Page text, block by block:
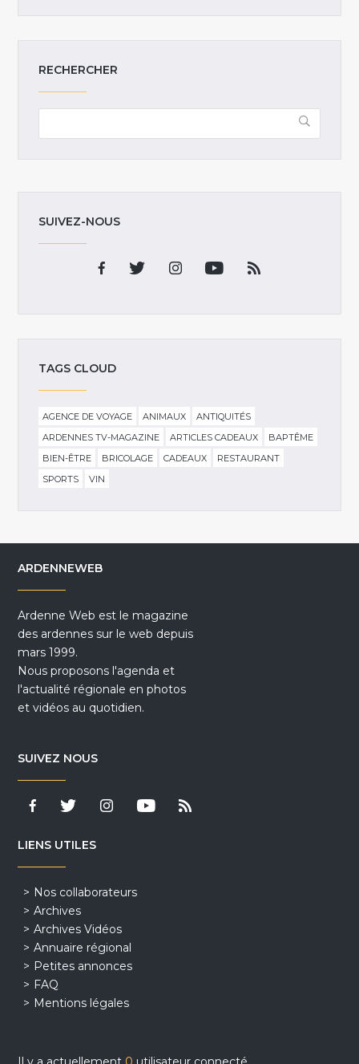
RECHERCHER
SUIVEZ-NOUS
TAGS CLOUD
AGENCE DE VOYAGE ANIMAUX
ANTIQUITÉS
ARDENNES TV-MAGAZINE
ARTICLES CADEAUX
BAPTÊME
BIEN-ÊTRE
BRICOLAGE CADEAUX
RESTAURANT
SPORTS
VIN
ARDENNEWEB
Ardenne Web est le magazine
des ardennes sur le web depuis
mars 1999.
Nous proposons l'agenda et
l'actualité régionale en photos
et vidéos au quotidien.
SUIVEZ NOUS
LIENS UTILES
Nos collaborateurs
Archives
Archives Vidéos
Annuaire régional
Petites annonces
FAQ
Mentions légales